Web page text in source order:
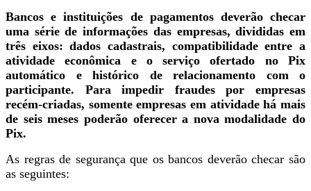
Bancos e instituições de pagamentos deverão checar
uma série de informações das empresas, divididas em
três eixos: dados cadastrais, compatibilidade entre a
atividade econômica e o serviço ofertado no Pix
automático e histórico de relacionamento com o
participante. Para impedir fraudes por empresas
recém-criadas, somente empresas em atividade há mais
de seis meses poderão oferecer a nova modalidade do
Pix.
As regras de segurança que os bancos deverão checar são
as seguintes: